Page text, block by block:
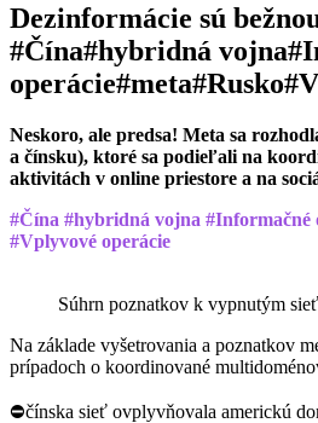
Dezinformácie sú
#Čína#hybridná vojna
operácie#meta#Rusko
Neskoro, ale predsa! Meta sa
a čínsku), ktoré sa podieľali na
aktivitách v online priestore a na
#Čína #hybridná vojna #Informačné
#Vplyvové operácie
Súhrn poznatkov k vypnutým
Na základe vyšetrovania a poznatkov
prípadoch o koordinované
⛔️čínska sieť ovplyvňovala americkú